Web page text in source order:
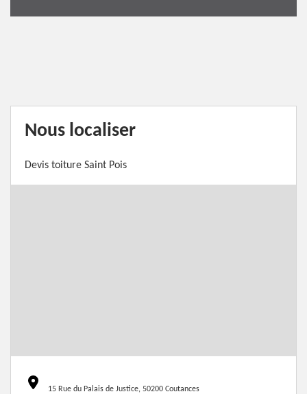
Nous localiser
Devis toiture Saint Pois
15 Rue du Palais de Justice, 50200 Coutances